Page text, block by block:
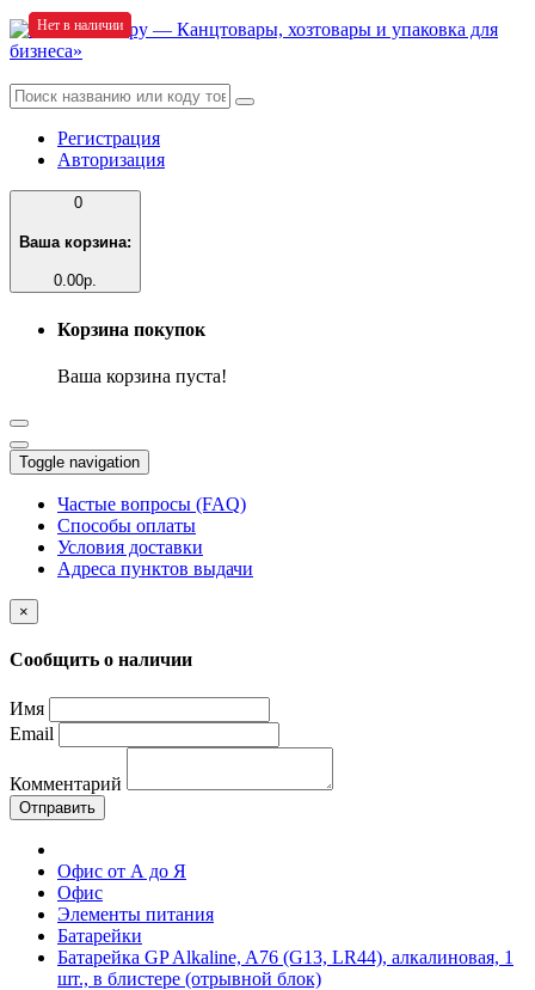
Регистрация
Авторизация
0
Ваша корзина:
0.00р.
Корзина покупок
Ваша корзина пуста!
Toggle navigation
Частые вопросы (FAQ)
Способы оплаты
Условия доставки
Адреса пунктов выдачи
×
Сообщить о наличии
Имя
Email
Комментарий
Отправить
Офис от А до Я
Офис
Элементы питания
Батарейки
Батарейка GP Alkaline, A76 (G13, LR44), алкалиновая, 1
шт., в блистере (отрывной блок)
Нет в наличии
Нет в наличии
Нет в наличии
Нет в наличии